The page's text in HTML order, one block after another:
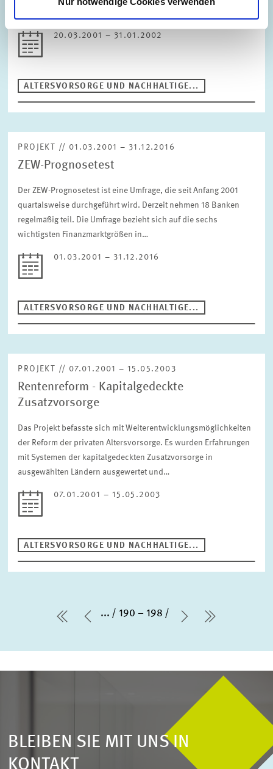
20.03.2001 – 31.01.2002
ALTERSVORSORGE UND NACHHALTIGE...
PROJEKT // 01.03.2001 – 31.12.2016
ZEW-Prognosetest
Der ZEW-Prognosetest ist eine Umfrage, die seit Anfang 2001
quartalsweise durchgeführt wird. Derzeit nehmen 18 Banken
regelmäßig teil. Die Umfrage bezieht sich auf die sechs
wichtigsten Finanzmarktgrößen in…
01.03.2001 – 31.12.2016
ALTERSVORSORGE UND NACHHALTIGE...
PROJEKT // 07.01.2001 – 15.05.2003
Rentenreform - Kapitalgedeckte
Zusatzvorsorge
Das Projekt befasste sich mit Weiterentwicklungsmöglichkeiten
der Reform der privaten Altersvorsorge. Es wurden Erfahrungen
mit Systemen der kapitalgedeckten Zusatzvorsorge in
ausgewählten Ländern ausgewertet und…
07.01.2001 – 15.05.2003
ALTERSVORSORGE UND NACHHALTIGE...
erste Seite
Vorherige Seite
... 190 – 198
Nächste Seite
letzte
BLEIBEN SIE MIT UNS IN
KONTAKT